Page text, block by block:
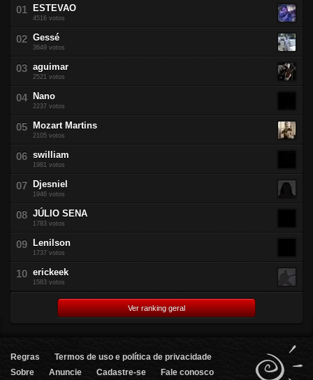
ESTEVAO
4516 votos
Gessé
3649 votos
aguimar
2521 votos
Nano
2237 votos
Mozart Martins
2105 votos
swilliam
1981 votos
Djesniel
1946 votos
JÚLIO SENA
1783 votos
Lenilson
1737 votos
erickeek
1583 votos
Ver ranking geral
Regras
Termos de uso e política de privacidade
Sobre
Anuncie Cadastre-se Fale conosco